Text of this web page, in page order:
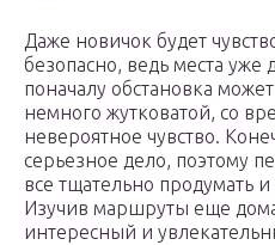
Даже новичок будет
безопасно, ведь места уже
поначалу обстановка
немного жутковатой, со
невероятное чувство.
серьезное дело, поэтому
все тщательно продумать
Изучив маршруты еще
интересный и